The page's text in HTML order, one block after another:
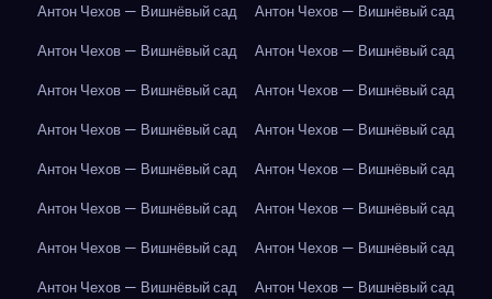
Антон Чехов — Вишнёвый сад
Антон Чехов — Вишнёвый сад
Антон Чехов — Вишнёвый сад
Антон Чехов — Вишнёвый сад
Антон Чехов — Вишнёвый сад
Антон Чехов — Вишнёвый сад
Антон Чехов — Вишнёвый сад
Антон Чехов — Вишнёвый сад
Антон Чехов — Вишнёвый сад
Антон Чехов — Вишнёвый сад
Антон Чехов — Вишнёвый сад
Антон Чехов — Вишнёвый сад
Антон Чехов — Вишнёвый сад
Антон Чехов — Вишнёвый сад
Антон Чехов — Вишнёвый сад
Антон Чехов — Вишнёвый сад